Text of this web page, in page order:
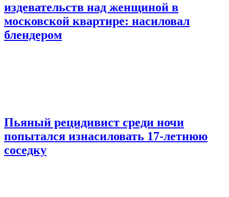
издевательств над женщиной в
московской квартире: насиловал
блендером
Пьяный рецидивист среди ночи
попытался изнасиловать 17-летнюю
соседку